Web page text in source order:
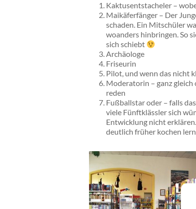
Kaktusentstacheler –
Maikäferfänger – Der
schaden. Ein Mitschüler
woanders hinbringen. So
sich schiebt
Archäologe
Friseurin
Pilot, und wenn das nicht
Moderatorin – ganz gleich
reden
Fußballstar oder – falls
viele Fünftklässler sich
Entwicklung nicht
deutlich früher kochen